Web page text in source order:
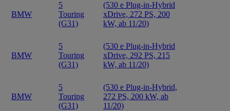
BMW
5
Touring
(G31)
(530 e Plug-in-Hybrid
xDrive, 272 PS, 200
kW, ab 11/20)
BMW
5
Touring
(G31)
(530 e Plug-in-Hybrid
xDrive, 292 PS, 215
kW, ab 11/20)
BMW
5
Touring
(G31)
(530 e Plug-in-Hybrid,
272 PS, 200 kW, ab
11/20)